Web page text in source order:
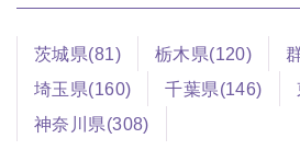
茨城県(81) 栃木県(120)
埼玉県(160)
千葉県(146)
神奈川県(308)